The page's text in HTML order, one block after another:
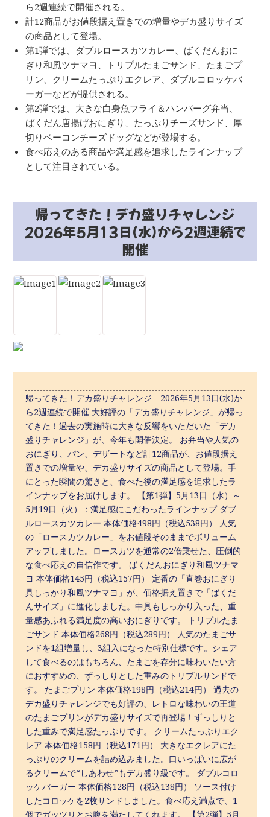
ら2週連続で開催される。
計12商品がお値段据え置きでの増量やデカ盛りサイズ
の商品として登場。
第1弾では、ダブルロースカツカレー、ばくだんおに
ぎり和風ツナマヨ、トリプルたまごサンド、たまごプ
リン、クリームたっぷりエクレア、ダブルコロッケバ
ーガーなどが提供される。
第2弾では、大きな白身魚フライ＆ハンバーグ弁当、
ばくだん唐揚げおにぎり、たっぷりチーズサンド、厚
切りベーコンチーズドッグなどが登場する。
食べ応えのある商品や満足感を追求したラインナップ
として注目されている。
帰ってきた！デカ盛りチャレンジ
2026年5月13日(水)から2週連続で
開催
帰ってきた！デカ盛りチャレンジ 2026年5月13日(水)か
ら2週連続で開催 大好評の「デカ盛りチャレンジ」が帰っ
てきた！過去の実施時に大きな反響をいただいた「デカ
盛りチャレンジ」が、今年も開催決定。 お弁当や人気の
おにぎり、パン、デザートなど計12商品が、お値段据え
置きでの増量や、デカ盛りサイズの商品として登場。手
にとった瞬間の驚きと、食べた後の満足感を追求したラ
インナップをお届けします。 【第1弾】5月13日（水）～
5月19日（火）：満足感にこだわったラインナップ ダブ
ルロースカツカレー 本体価格498円（税込538円） 人気
の「ロースカツカレー」をお値段そのままでボリューム
アップしました。ロースカツを通常の2倍乗せた、圧倒的
な食べ応えの自信作です。 ばくだんおにぎり和風ツナマ
ヨ 本体価格145円（税込157円） 定番の「直巻おにぎり
具しっかり和風ツナマヨ」が、価格据え置きで「ばくだ
んサイズ」に進化しました。中具もしっかり入った、重
量感あふれる満足度の高いおにぎりです。 トリプルたま
ごサンド 本体価格268円（税込289円） 人気のたまごサ
ンドを1組増量し、3組入になった特別仕様です。シェア
して食べるのはもちろん、たまごを存分に味わいたい方
におすすめの、ずっしりとした重みのトリプルサンドで
す。 たまごプリン 本体価格198円（税込214円） 過去の
デカ盛りチャレンジでも好評の、レトロな味わいの王道
のたまごプリンがデカ盛りサイズで再登場！ずっしりと
した重みで満足感たっぷりです。 クリームたっぷりエク
レア 本体価格158円（税込171円） 大きなエクレアにた
っぷりのクリームを詰め込みました。口いっぱいに広が
るクリームで“しあわせ”もデカ盛り級です。 ダブルコロ
ッケバーガー 本体価格128円（税込138円） ソース付け
したコロッケを2枚サンドしました。食べ応え満点で、1
個でガッツリとお腹を満たしてくれます。 【第2弾】5月